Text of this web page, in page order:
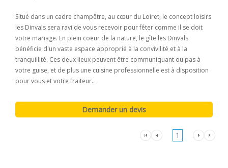
Situé dans un cadre champêtre, au cœur du Loiret, le concept loisirs
les Dinvals sera ravi de vous recevoir pour fêter comme il se doit
votre mariage. En plein coeur de la nature, le gîte les Dinvals
bénéficie d'un vaste espace approprié à la convivilité et à la
tranquillité. Ces deux lieux peuvent être communiquant ou pas à
votre guise, et de plus une cuisine professionnelle est à disposition
pour vous et votre traiteur..
1